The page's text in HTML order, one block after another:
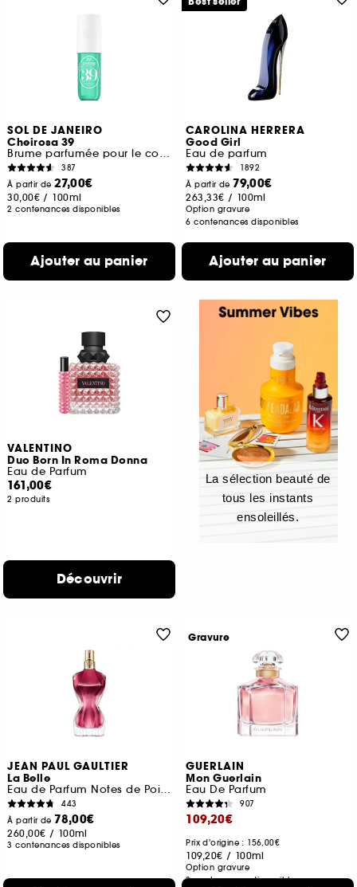
SOL DE JANEIRO
Cheirosa 39
Brume parfumée pour le corps et les cheveux
387
À partir de27,00€
30,00€ / 100ml
2 contenances disponibles
Ajouter au panier
CAROLINA HERRERA
Good Girl
Eau de parfum
1892
À partir de 79,00€
263,33€ / 100ml
Option gravure
6 contenances disponibles
Ajouter au panier
VALENTINO
Duo Born In Roma Donna
Eau de Parfum
161,00€
2 produits
Découvrir
La sélection beauté de
tous les instants
ensoleillés.
JEAN PAUL GAULTIER
La Belle
Eau de Parfum Notes de Poire, Bergamote et Vanille
443
À partir de 78,00€
260,00€ / 100ml
3 contenances disponibles
GUERLAIN
Mon Guerlain
Eau De Parfum
907
109,20€
Prix d'origine : 156,00€
109,20€ / 100ml
Option gravure
3 contenances disponibles
Gravure